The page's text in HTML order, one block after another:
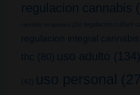
regulacion cannabis
cannabis terapeutico (25) regulacion cultivo
regulacion integral cannabis
thc (80) uso adulto (134)
(42) uso personal